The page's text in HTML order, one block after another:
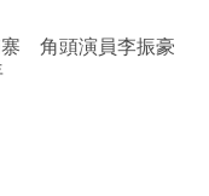
角頭演員李振豪